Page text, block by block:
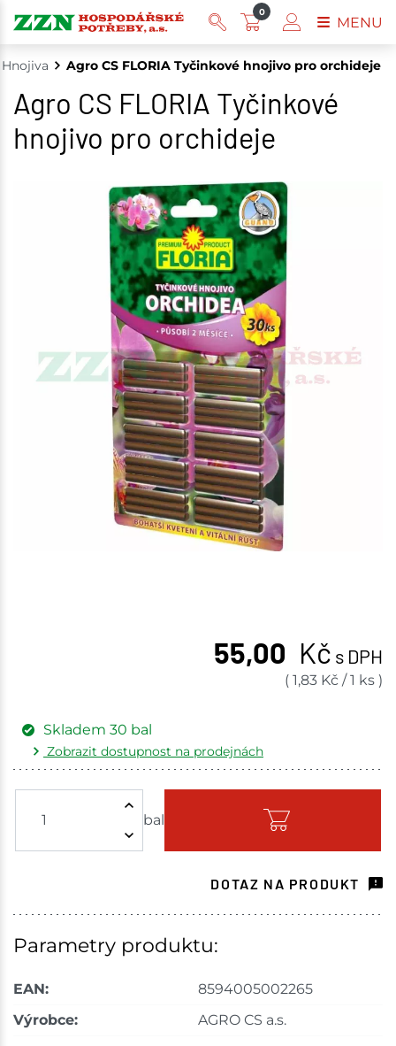
Hnojiva Agro CS FLORIA Tyčinkové hnojivo pro orchideje
Agro CS FLORIA Tyčinkové
hnojivo pro orchideje
55,00 Kč s DPH
( 1,83 Kč /1 ks )
bal
Skladem 30 bal
Zobrazit dostupnost na prodejnách
Skladem - ihned k odeslání
Choceň 16 bal
Skladové množství na prodejnách je pouze orientační.
DOTAZ NA PRODUKT
Parametry produktu:
EAN:
8594005002265
Výrobce:
AGRO CS a.s.
0
MENU